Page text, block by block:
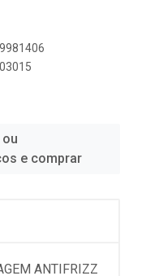
e comprar
ANTIFRIZZ